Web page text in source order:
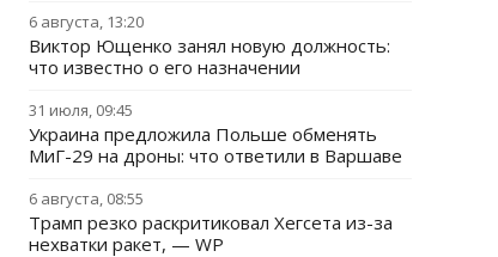
6 августа, 13:20
Виктор Ющенко занял новую должность:
что известно о его назначении
31 июля, 09:45
Украина предложила Польше обменять
МиГ-29 на дроны: что ответили в Варшаве
6 августа, 08:55
Трамп резко раскритиковал Хегсета из-за
нехватки ракет, — WP